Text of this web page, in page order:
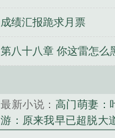
成绩汇报跪求月票
第八十八章 你这雷怎么
最新小说： 高门萌妻：
游：原来我早已超脱大